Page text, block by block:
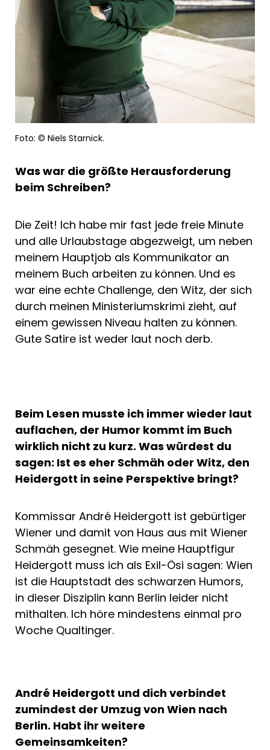
Foto: © Niels Starnick.
Was war die größte Herausforderung
beim Schreiben?
Die Zeit! Ich habe mir fast jede freie Minute
und alle Urlaubstage abgezweigt, um neben
meinem Hauptjob als Kommunikator an
meinem Buch arbeiten zu können. Und es
war eine echte Challenge, den Witz, der sich
durch meinen Ministeriumskrimi zieht, auf
einem gewissen Niveau halten zu können.
Gute Satire ist weder laut noch derb.
Beim Lesen musste ich immer wieder laut
auflachen, der Humor kommt im Buch
wirklich nicht zu kurz. Was würdest du
sagen: Ist es eher Schmäh oder Witz, den
Heidergott in seine Perspektive bringt?
Kommissar André Heidergott ist gebürtiger
Wiener und damit von Haus aus mit Wiener
Schmäh gesegnet. Wie meine Hauptfigur
Heidergott muss ich als Exil-Ösi sagen: Wien
ist die Hauptstadt des schwarzen Humors,
in dieser Disziplin kann Berlin leider nicht
mithalten. Ich höre mindestens einmal pro
Woche Qualtinger.
André Heidergott und dich verbindet
zumindest der Umzug von Wien nach
Berlin. Habt ihr weitere
Gemeinsamkeiten?